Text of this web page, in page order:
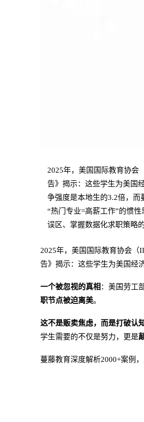
2025年，美国国际教育协会
告》揭示：这些学生为美国
争强度是本地生的3.2倍，而
“热门专业=高薪工作”的惯
误区、掌握数据化求职策略
2025年，美国国际教育协会（
告》揭示：这些学生为美国经
一个被忽视的真相 ：美国劳工
职节点被迫离美。
这不是贩卖焦虑，而是打破认
学生需要的不仅是努力，更是
蔓藤教育深度解析2000+案例